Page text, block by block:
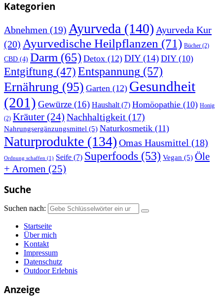
Kategorien
Abnehmen (19) Ayurveda (140) Ayurveda Kur
(20) Ayurvedische Heilpflanzen (71) Bücher (2)
CBD (4) Darm (65) Detox (12) DIY(14) DIY(10)
Entgiftung (47)Entspannung (57)
Ernährung (95) Garten (12) Gesundheit
(201) Gewürze (16) Haushalt(7) Homöopathie (10) Honig
(2) Kräuter (24) Nachhaltigkeit (17)
Nahrungsergänzungsmittel (5) Naturkosmetik (11)
Naturprodukte (134) Omas Hausmittel (18)
Ordnung schaffen (1) Seife (7) Superfoods (53) Vegan (5) Öle
+ Aromen (25)
Suche
Suchen nach:
Startseite
Über mich
Kontakt
Impressum
Datenschutz
Outdoor Erlebnis
Anzeige